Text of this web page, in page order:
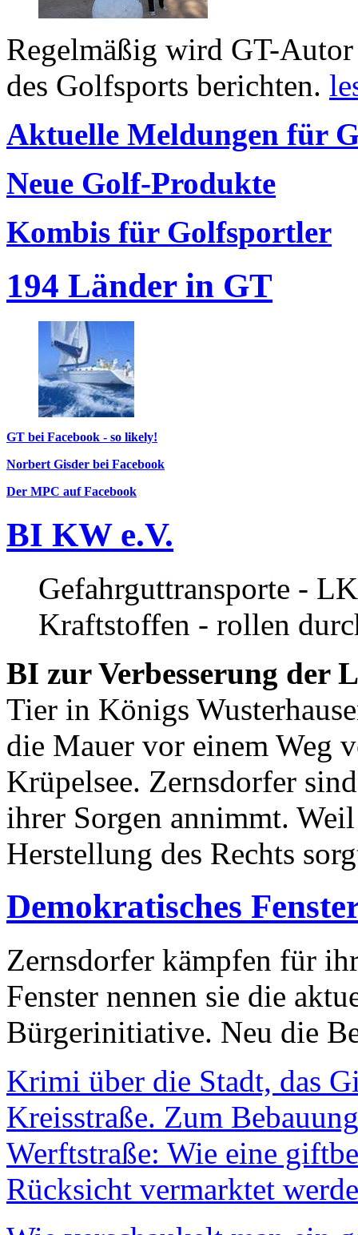
Regelmäßig wird GT-
des Golfsports berichten.
Aktuelle Meldungen für
Neue Golf-Produkte
Kombis für Golfsportler
194 Länder in GT
GT bei Facebook - so likely!
Norbert Gisder bei Facebook
Der MPC auf Facebook
BI KW e.V.
Gefahrguttransporte -
Kraftstoffen - rollen
BI zur Verbesserung der
Tier in Königs
die Mauer vor einem Weg
Krüpelsee. Zernsdorfer
ihrer Sorgen annimmt.
Herstellung des Rechts
Demokratisches
Zernsdorfer kämpfen für
Fenster nennen sie die
Bürgerinitiative. Neu die
Krimi über die Stadt, das
Kreisstraße. Zum
Werftstraße: Wie eine
Rücksicht vermarktet